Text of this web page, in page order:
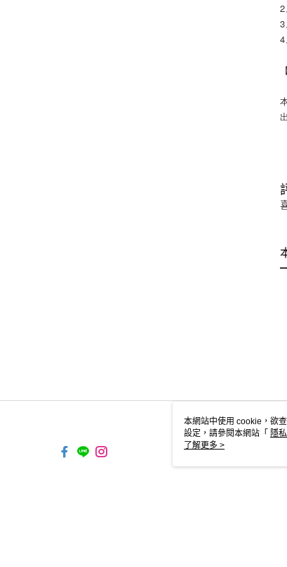
本網站中使用 cookie，欲
設定，請參閱本網站「 隱
使用 cookie。
了解更多 >